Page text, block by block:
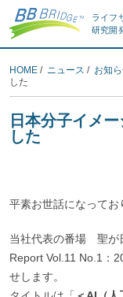
ライフ
研究開
HOME / ニュース / お知
した
日本分子イメ
した
平素お世話になってお
当社代表の番場 聖が
Report Vol.11 No.1：
せします。